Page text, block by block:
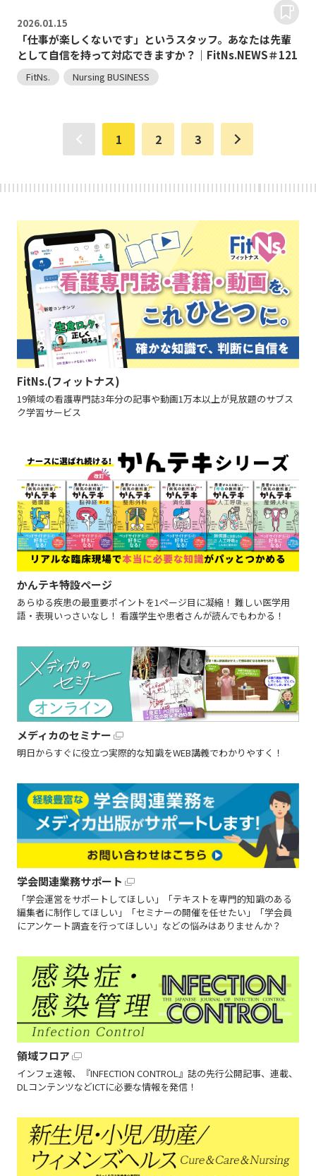
2026.01.15
「仕事が楽しくないです」というスタッフ。あなたは先輩
として自信を持って対応できますか？｜FitNs.NEWS＃121
FitNs. Nursing BUSINESS
1 2 3
FitNs.(フィットナス)
19領域の看護専門誌3年分の記事や動画1万本以上が見放題のサブス
ク学習サービス
かんテキ特設ページ
あらゆる疾患の最重要ポイントを1ページ目に凝縮！ 難しい医学用
語・表現いっさいなし！ 看護学生や患者さんが読んでもわかる！
メディカのセミナー
明日からすぐに役立つ実際的な知識をWEB講義でわかりやすく！
学会関連業務サポート
「学会運営をサポートしてほしい」「テキストを専門的知識のある
編集者に制作してほしい」「セミナーの開催を任せたい」「学会員
にアンケート調査を行ってほしい」などの悩みはありませんか？
領域フロア
インフェ速報、『INFECTION CONTROL』誌の先行公開記事、連載、
DLコンテンツなどICTに必要な情報を発信！